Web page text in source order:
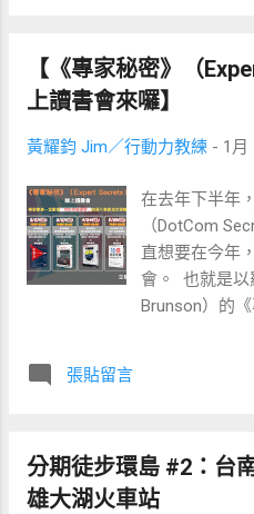
現，做業務對
（現在流行說 I
除了容易生病
就一定要學會
來，該如何做
來，剛好幸運
網路爆發、線
路上「賣東西
薄，單純的網
下，其突破口
何學會「銷售
Jerry 大大分享
【《專家秘密》（
上讀書會來囉】
黃耀鈞 Jim／行動力教練 - 1月
在去年下半年
（DotCom
直想要在今年
會。 ​ 也就是
Brunson）的
細看之下才發
運動」（
適合搭配的六
張貼留言
分期徒步環島 #2：台
雄大湖火車站